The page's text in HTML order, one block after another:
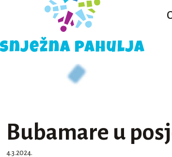
Bubamare u
4.3.2024.